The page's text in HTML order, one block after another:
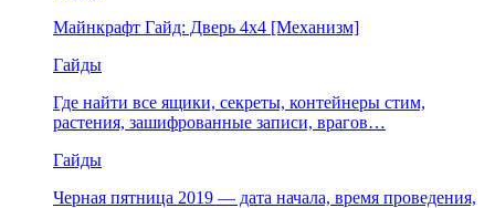
Майнкрафт Гайд: Дверь 4х4 [Механизм]
Гайды
Где найти все ящики, секреты, контейнеры стим,
растения, зашифрованные записи, врагов…
Гайды
Черная пятница 2019 — дата начала, время проведения,